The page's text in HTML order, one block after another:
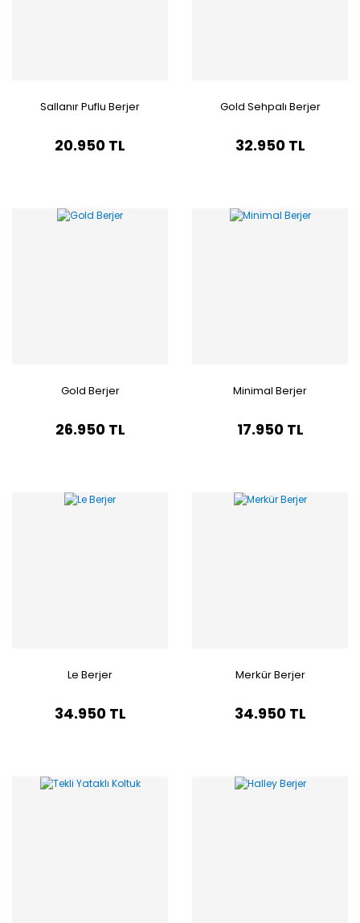
Sallanır Puflu Berjer
20.950 TL
Gold Sehpalı Berjer
32.950 TL
Gold Berjer
26.950 TL
Minimal Berjer
17.950 TL
Le Berjer
34.950 TL
Merkür Berjer
34.950 TL